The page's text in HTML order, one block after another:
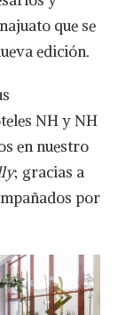
que se
edición.
NH y NH
en nuestro
; gracias a
por